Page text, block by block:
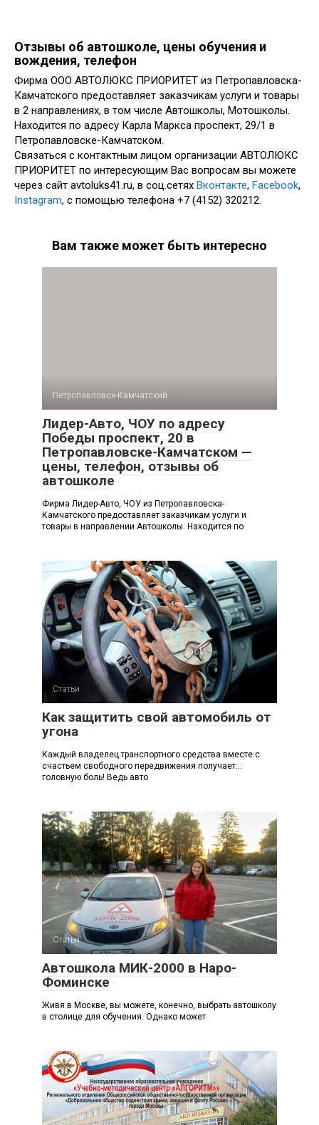
Отзывы об автошколе, цены обучения и
вождения, телефон
Фирма ООО АВТОЛЮКС ПРИОРИТЕТ из Петропавловска-
Камчатского предоставляет заказчикам услуги и товары
в 2 направлениях, в том числе Автошколы, Мотошколы.
Находится по адресу Карла Маркса проспект, 29/1 в
Петропавловске-Камчатском.
Связаться с контактным лицом организации АВТОЛЮКС
ПРИОРИТЕТ по интересующим Вас вопросам вы можете
через сайт avtoluks41.ru, в соц.сетях Вконтакте, Facebook,
Instagram, с помощью телефона +7 (4152) 320212.
Вам также может быть интересно
Петропавловск-Камчатский
Лидер-Авто, ЧОУ по адресу
Победы проспект, 20 в
Петропавловске-Камчатском —
цены, телефон, отзывы об
автошколе
Фирма Лидер-Авто, ЧОУ из Петропавловска-
Камчатского предоставляет заказчикам услуги и
товары в направлении Автошколы. Находится по
Статьи
Как защитить свой автомобиль от
угона
Каждый владелец транспортного средства вместе с
счастьем свободного передвижения получает…
головную боль! Ведь авто
Статьи
Автошкола МИК-2000 в Наро-
Фоминске
Живя в Москве, вы можете, конечно, выбрать автошколу
в столице для обучения. Однако может